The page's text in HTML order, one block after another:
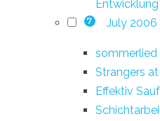
7 July 2006
sommerlied
Strangers
Effektiv